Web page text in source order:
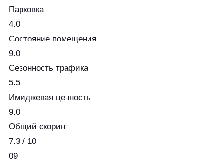
Парковка
4.0
Состояние помещения
9.0
Сезонность трафика
5.5
Имиджевая ценность
9.0
Общий скоринг
7.3 / 10
09